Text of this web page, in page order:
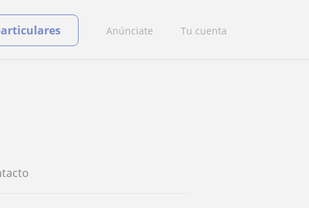
Anúnciate Tu cuenta